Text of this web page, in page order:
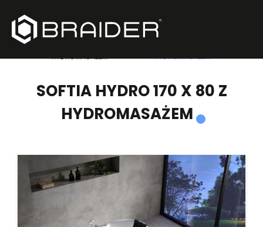
PRODUKTY
HYDROMASAŻEM
HYDROMASAŻEM
SOFTIA HYDRO 170 X 80 Z
HYDROMASAŻEM